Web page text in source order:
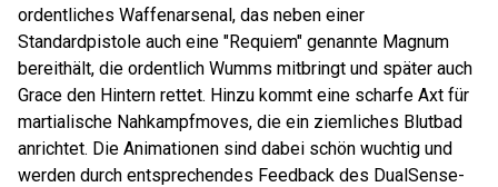
ordentliches Waffenarsenal, das neben einer
Standardpistole auch eine "Requiem" genannte Magnum
bereithält, die ordentlich Wumms mitbringt und später auch
Grace den Hintern rettet. Hinzu kommt eine scharfe Axt für
martialische Nahkampfmoves, die ein ziemliches Blutbad
anrichtet. Die Animationen sind dabei schön wuchtig und
werden durch entsprechendes Feedback des DualSense-